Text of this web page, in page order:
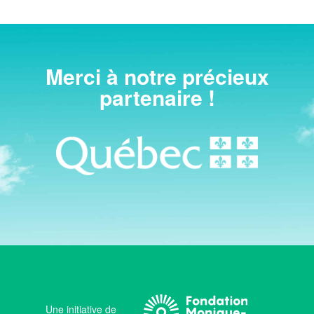
Merci à notre précieux
partenaire !
Une initiative de